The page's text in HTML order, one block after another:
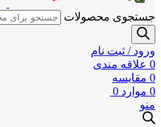
جستجوی محصولات
ورود / ثبت نام
0 علاقه مندی
0 مقایسه
0 موارد 0
منو